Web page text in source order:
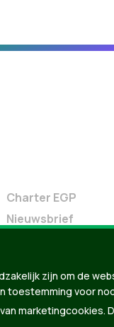
Charter EGP
Nieuwsbrief
Groen in je buurt
Meldpunt
zijn om de
toestemming voor
marketingcookies.